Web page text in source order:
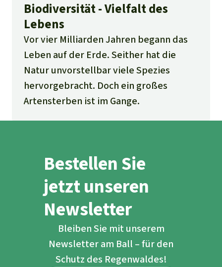
Biodiversität - Vielfalt des
Lebens
Vor vier Milliarden Jahren begann das
Leben auf der Erde. Seither hat die
Natur unvorstellbar viele Spezies
hervorgebracht. Doch ein großes
Artensterben ist im Gange.
Bestellen Sie
jetzt unseren
Newsletter
Bleiben Sie mit unserem
Newsletter am Ball – für den
Schutz des Regenwaldes!